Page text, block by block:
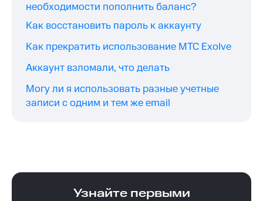
необходимости пополнить баланс?
Как восстановить пароль к аккаунту
Как прекратить использование МТС Exolve
Аккаунт взломали, что делать
Могу ли я использовать разные учетные
записи с одним и тем же email
Узнайте первыми